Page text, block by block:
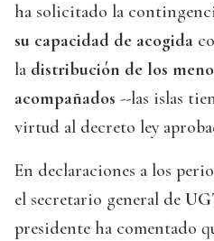
ha solicitado la
su capacidad de acogida
la distribución de los
acompañados --las islas
virtud al decreto ley
En declaraciones a los
el secretario general de
presidente ha comentado